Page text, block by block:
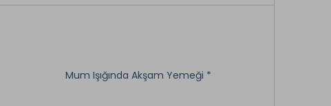
Mum Işığında Akşam Yemeği *